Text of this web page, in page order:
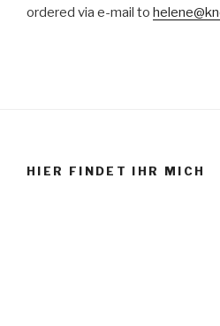
ordered via e-mail to
HIER FINDET IHR MICH